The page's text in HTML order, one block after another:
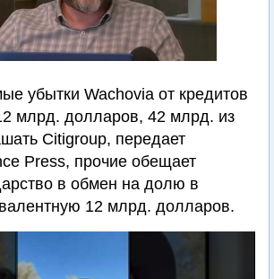
убытки Wachovia от кредитов
млрд. долларов, 42 млрд. из
Citigroup, передает
Press, прочие обещает
в обмен на долю в
12 млрд. долларов.